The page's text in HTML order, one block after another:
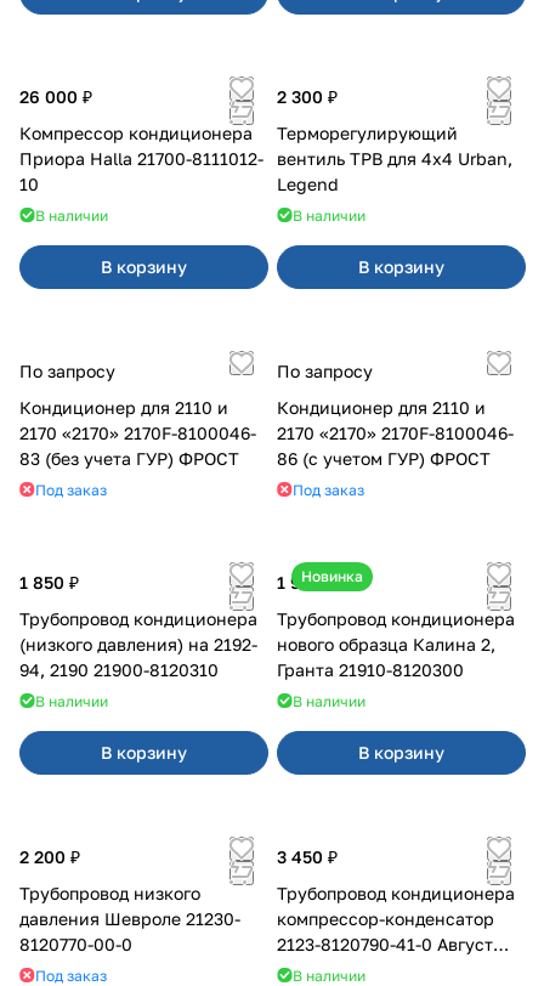
26 000 ₽
Компрессор кондиционера
Приора Halla 21700-8111012-
10
В наличии
В корзину
2 300 ₽
Терморегулирующий
вентиль ТРВ для 4x4 Urban,
Legend
В наличии
В корзину
По запросу
Кондиционер для 2110 и
2170 «2170» 2170F-8100046-
83 (без учета ГУР) ФРОСТ
Под заказ
По запросу
Кондиционер для 2110 и
2170 «2170» 2170F-8100046-
86 (с учетом ГУР) ФРОСТ
Под заказ
1 850 ₽
Трубопровод кондиционера
(низкого давления) на 2192-
94, 2190 21900-8120310
В наличии
В корзину
Новинка
1 950 ₽
Трубопровод кондиционера
нового образца Калина 2,
Гранта 21910-8120300
В наличии
В корзину
2 200 ₽
Трубопровод низкого
давления Шевроле 21230-
8120770-00-0
Под заказ
3 450 ₽
Трубопровод кондиционера
компрессор-конденсатор
2123-8120790-41-0 Август
для Chevrolet
В наличии